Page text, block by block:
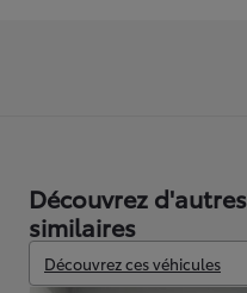
Découvrez
similaires
Découvrez ces véhicules